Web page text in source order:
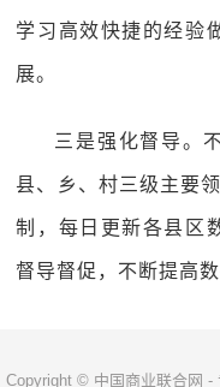
学习高效快捷的经验
展。
三是强化督导。
县、乡、村三级主要
制，每日更新各县区
督导督促，不断提高数
Copyright © 中国商业联合网 -